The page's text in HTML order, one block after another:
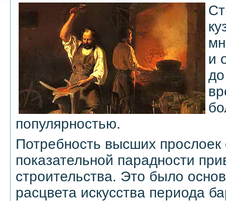
и
популярностью.
Потребность высших
показательной парадности
строительства. Это было
расцвета искусства периода